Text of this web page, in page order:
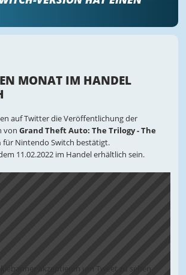
MONAT IM HANDEL
auf Twitter die Veröffentlichung der
von Grand Theft Auto: The Trilogy - The
für Nintendo Switch bestätigt.
11.02.2022 im Handel erhältlich sein.
akzeptieren um Tweet zu sehen